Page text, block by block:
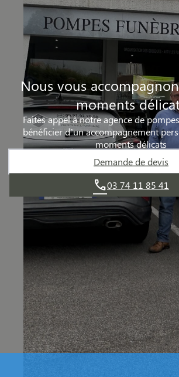
Nous vous
moments
Faites appel à notre agence de
bénéficier d’un accompagnement
moments délicats
Demande de devis
03 74 11 85 41